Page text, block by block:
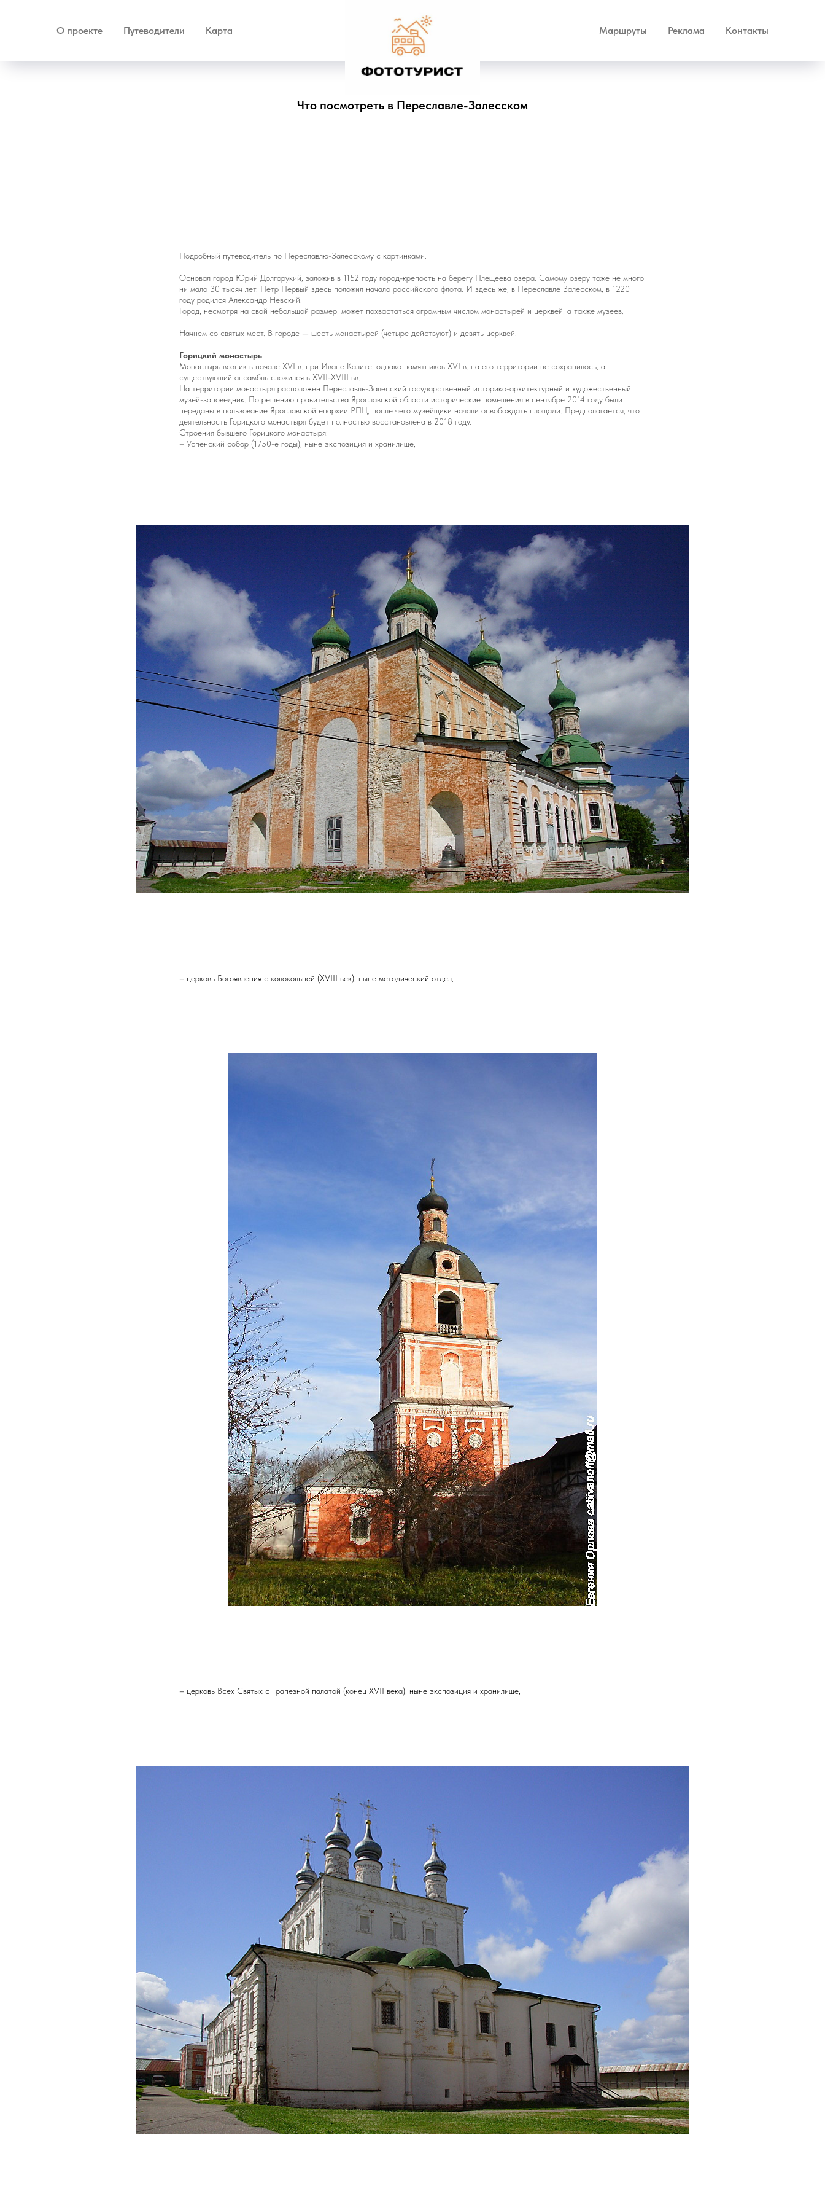
О проекте Путеводители Карта Маршруты Реклама Контакты
Что посмотреть в Переславле-Залесском
Подробный путеводитель по Переславлю-Залесскому с картинками.
Основал город Юрий Долгорукий, заложив в 1152 году город-крепость на берегу Плещеева озера. Самому озеру тоже не много
ни мало 30 тысяч лет. Петр Первый здесь положил начало российского флота. И здесь же, в Переславле Залесском, в 1220
году родился Александр Невский.
Город, несмотря на свой небольшой размер, может похвастаться огромным числом монастырей и церквей, а также музеев.
Начнем со святых мест. В городе — шесть монастырей (четыре действуют) и девять церквей.
Горицкий монастырь
Монастырь возник в начале XVI в. при Иване Калите, однако памятников XVI в. на его территории не сохранилось, а
существующий ансамбль сложился в XVII-XVIII вв.
На территории монастыря расположен Переславль-Залесский государственный историко-архитектурный и художественный
музей-заповедник. По решению правительства Ярославской области исторические помещения в сентябре 2014 году были
переданы в пользование Ярославской епархии РПЦ, после чего музейщики начали освобождать площади. Предполагается, что
деятельность Горицкого монастыря будет полностью восстановлена в 2018 году.
Строения бывшего Горицкого монастыря:
– Успенский собор (1750-е годы), ныне экспозиция и хранилище,
– церковь Богоявления с колокольней (XVIII век), ныне методический отдел,
– церковь Всех Святых с Трапезной палатой (конец XVII века), ныне экспозиция и хранилище,